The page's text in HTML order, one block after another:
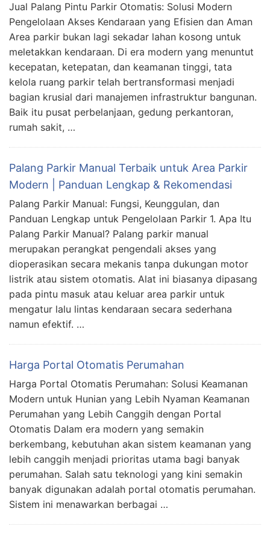
Jual Palang Pintu Parkir Otomatis: Solusi Modern
Pengelolaan Akses Kendaraan yang Efisien dan Aman
Area parkir bukan lagi sekadar lahan kosong untuk
meletakkan kendaraan. Di era modern yang menuntut
kecepatan, ketepatan, dan keamanan tinggi, tata
kelola ruang parkir telah bertransformasi menjadi
bagian krusial dari manajemen infrastruktur bangunan.
Baik itu pusat perbelanjaan, gedung perkantoran,
rumah sakit, …
Palang Parkir Manual Terbaik untuk Area Parkir
Modern | Panduan Lengkap & Rekomendasi
Palang Parkir Manual: Fungsi, Keunggulan, dan
Panduan Lengkap untuk Pengelolaan Parkir 1. Apa Itu
Palang Parkir Manual? Palang parkir manual
merupakan perangkat pengendali akses yang
dioperasikan secara mekanis tanpa dukungan motor
listrik atau sistem otomatis. Alat ini biasanya dipasang
pada pintu masuk atau keluar area parkir untuk
mengatur lalu lintas kendaraan secara sederhana
namun efektif. …
Harga Portal Otomatis Perumahan
Harga Portal Otomatis Perumahan: Solusi Keamanan
Modern untuk Hunian yang Lebih Nyaman Keamanan
Perumahan yang Lebih Canggih dengan Portal
Otomatis Dalam era modern yang semakin
berkembang, kebutuhan akan sistem keamanan yang
lebih canggih menjadi prioritas utama bagi banyak
perumahan. Salah satu teknologi yang kini semakin
banyak digunakan adalah portal otomatis perumahan.
Sistem ini menawarkan berbagai …